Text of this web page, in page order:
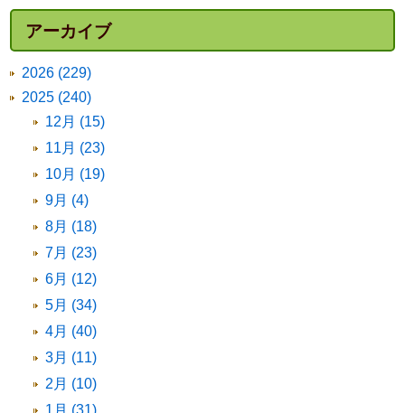
アーカイブ
2026 (229)
2025 (240)
12月 (15)
11月 (23)
10月 (19)
9月 (4)
8月 (18)
7月 (23)
6月 (12)
5月 (34)
4月 (40)
3月 (11)
2月 (10)
1月 (31)